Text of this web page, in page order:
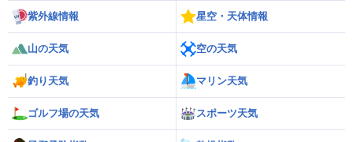
紫外線情報 星空・天体情報
山の天気 空の天気
釣り天気 マリン天気
ゴルフ場の天気 スポーツ天気